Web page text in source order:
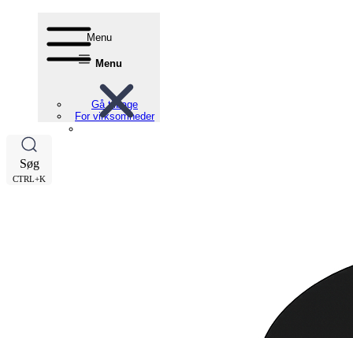
Menu
Menu
Gå tilbage
For virksomheder
Søg
CTRL+K